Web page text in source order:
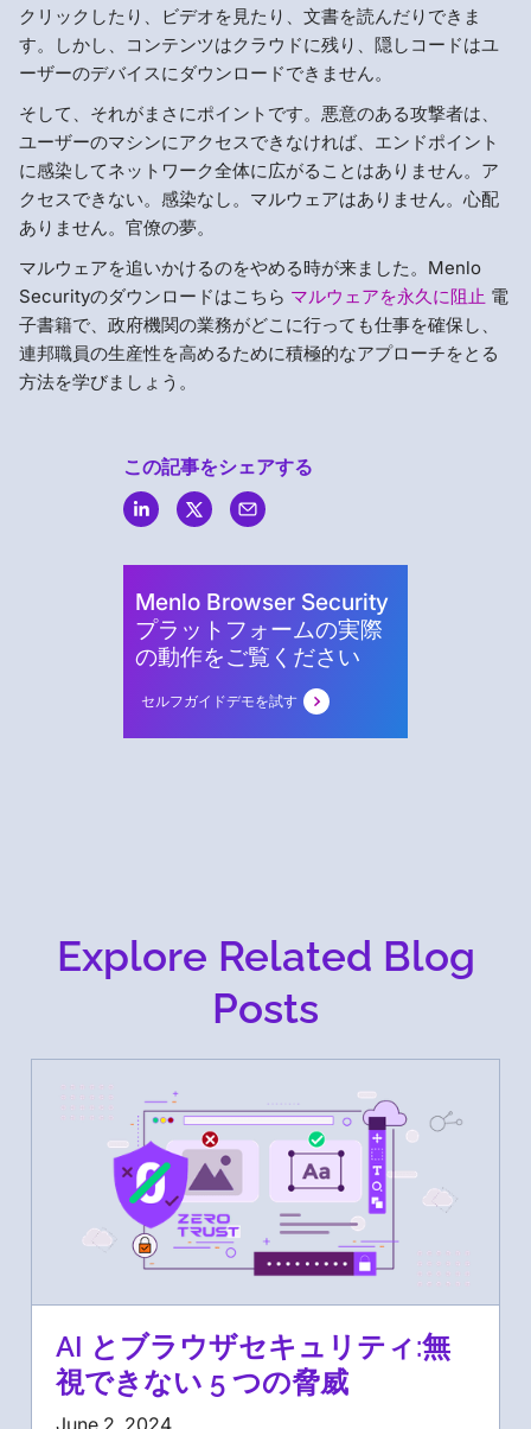
クリックしたり、ビデオを見たり、文書を読んだりできま
す。しかし、コンテンツはクラウドに残り、隠しコードはユ
ーザーのデバイスにダウンロードできません。
そして、それがまさにポイントです。悪意のある攻撃者は、
ユーザーのマシンにアクセスできなければ、エンドポイント
に感染してネットワーク全体に広がることはありません。ア
クセスできない。感染なし。マルウェアはありません。心配
ありません。官僚の夢。
マルウェアを追いかけるのをやめる時が来ました。Menlo
Securityのダウンロードはこちら マルウェアを永久に阻止 電
子書籍で、政府機関の業務がどこに行っても仕事を確保し、
連邦職員の生産性を高めるために積極的なアプローチをとる
方法を学びましょう。
この記事をシェアする
Menlo Browser Security
プラットフォームの実際
の動作をご覧ください
セルフガイドデモを試す
Explore Related Blog
Posts
AI とブラウザセキュリティ:無
視できない 5 つの脅威